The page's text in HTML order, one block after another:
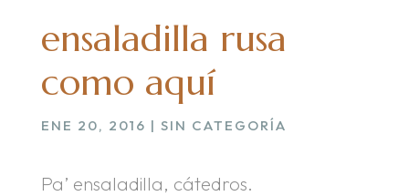
ensaladilla rusa
como aquí
ENE 20, 2016 | SIN CATEGORÍA
Pa’ ensaladilla, cátedros.